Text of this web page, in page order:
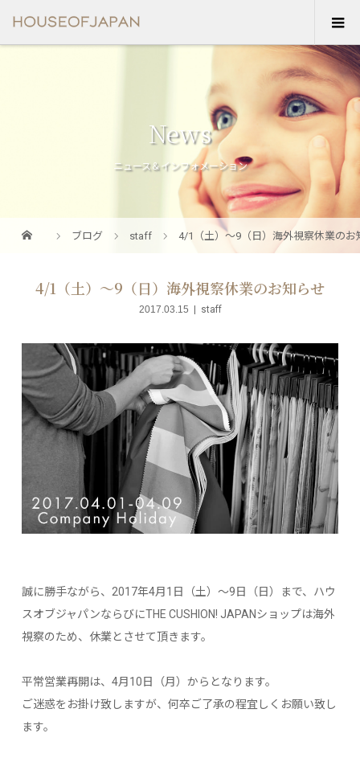
News
ニュース＆インフォメーション
ブログ staff 4/1（土）〜9（日）海外視察休業のお
4/1（土）〜9（日）海外視察休業のお知らせ
2017.03.15 staff
誠に勝手ながら、2017年4月1日（土）～9日（日）まで、ハウ
スオブジャパンならびにTHE CUSHION! JAPANショップは海外
視察のため、休業とさせて頂きます。
平常営業再開は、4月10日（月）からとなります。
ご迷惑をお掛け致しますが、何卒ご了承の程宜しくお願い致し
ます。